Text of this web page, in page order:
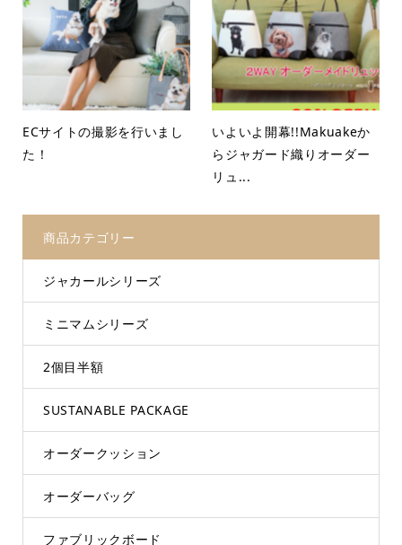
ECサイトの撮影を行いまし
た！
いよいよ開幕!!Makuakeか
らジャガード織りオーダー
リュ...
商品カテゴリー
ジャカールシリーズ
ミニマムシリーズ
2個目半額
SUSTANABLE PACKAGE
オーダークッション
オーダーバッグ
ファブリックボード